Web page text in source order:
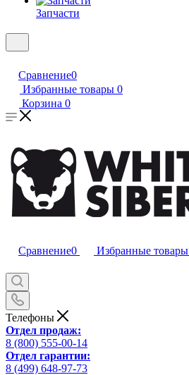
Запчасти
Сравнение0
Избранные товары 0
Корзина 0
Сравнение0 Избранные товары
Телефоны
Отдел продаж:
8 (800) 555-00-14
Отдел гарантии:
8 (499) 648-97-73